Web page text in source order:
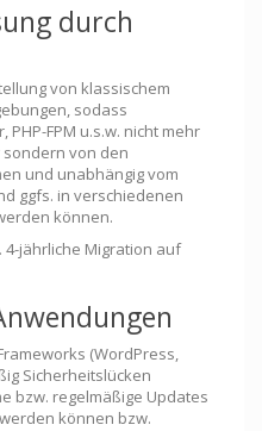
durch
von klassischem
sodass
FPM u.s.w. nicht mehr
von den
und unabhängig vom
ggfs. in verschiedenen
können.
jährliche Migration auf
(WordPress,
Sicherheitslücken
bzw. regelmäßige Updates
können bzw.